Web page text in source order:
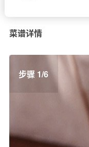
菜谱详情
步骤 1/6